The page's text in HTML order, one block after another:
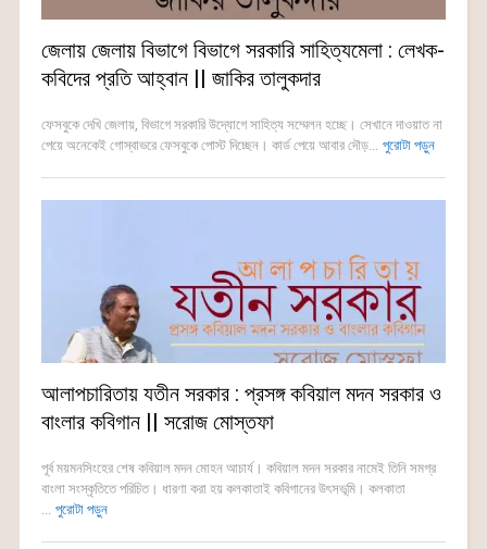
জেলায় জেলায় বিভাগে বিভাগে সরকারি সাহিত্যমেলা : লেখক-
কবিদের প্রতি আহ্বান || জাকির তালুকদার
ফেসবুকে দেখি জেলায়, বিভাগে সরকারি উদ্যোগে সাহিত্য সম্মেলন হচ্ছে। সেখানে দাওয়াত না
পেয়ে অনেকেই গোস্বাভরে ফেসবুকে পোস্ট দিচ্ছেন। কার্ড পেয়ে আবার দৌড়... পুরোটা পড়ুন
আলাপচারিতায় যতীন সরকার : প্রসঙ্গ কবিয়াল মদন সরকার ও
বাংলার কবিগান || সরোজ মোস্তফা
পূর্ব ময়মনসিংহের শেষ কবিয়াল মদন মোহন আচার্য। কবিয়াল মদন সরকার নামেই তিনি সমগ্র
বাংলা সংস্কৃতিতে পরিচিত। ধারণা করা হয় কলকাতাই কবিগানের উৎসভূমি। কলকাতা
... পুরোটা পড়ুন